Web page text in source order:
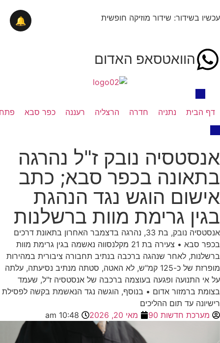
עכשיו בשידור: שידור מוזיקה חופשית
הוואטסאפ האדום
דף הבית נתניה חדרה הרצליה רעננה כפר סבא
אנסטסיה נובק ז"ל נהרגה
בתאונה בכפר סבא; כתב
אישום הוגש נגד הנהגת
בגין גרימת מוות ברשלנות
אנסטסיה נובק, בת 33, נהרגה בדצמבר האחרון בתאונת דרכים
בכפר סבא • צעירה בת 21 מקלנסווה נאשמה בגין גרימת מוות
ברשלנות, לאחר שנהגה ברכבה בנתיב תחבורה ציבורית במהירות
מופרזת של כ-125 קמ"ש, לא האטה, סטתה מנתיב נסיעתה, עלתה
על אי התנועה ופגעה בעוצמה ברכבה של אנסטסיה ז"ל, שעמד
בצומת ברמזור אדום • בנוסף, הוגשה נגד הנאשמת בקשה לפסילת
רישיונה עד תום ההליכים
מערכת חדשות 90
מאי 20, 2026 10:48 am
🔔